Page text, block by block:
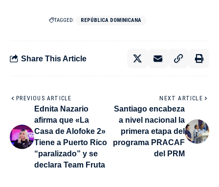
TAGGED: REPÚBLICA DOMINICANA
Share This Article
PREVIOUS ARTICLE
Ednita Nazario
afirma que «La
Casa de Alofoke 2»
Tiene a Puerto Rico
“paralizado” y se
declara Team Fruta
NEXT ARTICLE
Santiago encabeza
a nivel nacional la
primera etapa del
programa PRACAF
del PRM